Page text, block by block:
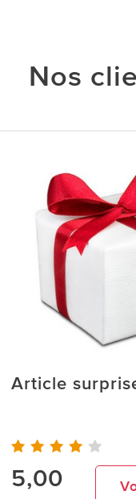
Nos
Article
5,00